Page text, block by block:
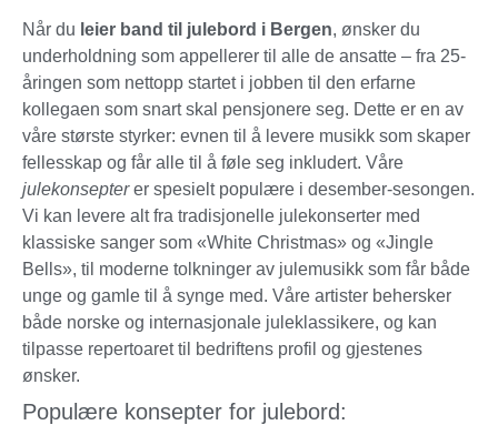
Når du leier band til julebord i Bergen, ønsker du
underholdning som appellerer til alle de ansatte – fra 25-
åringen som nettopp startet i jobben til den erfarne
kollegaen som snart skal pensjonere seg. Dette er en av
våre største styrker: evnen til å levere musikk som skaper
fellesskap og får alle til å føle seg inkludert. Våre
julekonsepterer spesielt populære i desember-sesongen.
Vi kan levere alt fra tradisjonelle julekonserter med
klassiske sanger som «White Christmas» og «Jingle
Bells», til moderne tolkninger av julemusikk som får både
unge og gamle til å synge med. Våre artister behersker
både norske og internasjonale juleklassikere, og kan
tilpasse repertoaret til bedriftens profil og gjestenes
ønsker.
Populære konsepter for julebord: